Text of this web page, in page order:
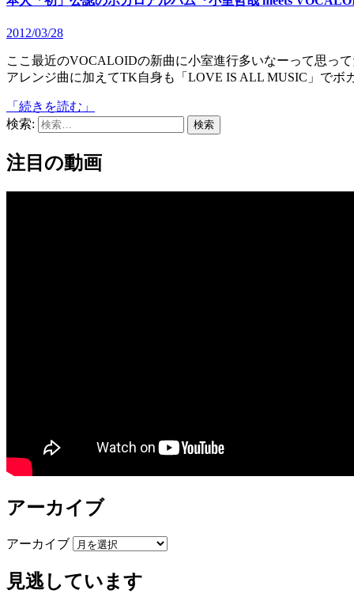
2012/03/28
ここ最近のVOCALOIDの新曲に小室進行多いなーって思ってたら本日アルバムが発売のようです。ボカロPによるTK
アレンジ曲に加えてTK自身も「LOVE IS ALL MUSIC」で
「続きを読む」
検索:
注目の動画
アーカイブ
アーカイブ
見逃しています